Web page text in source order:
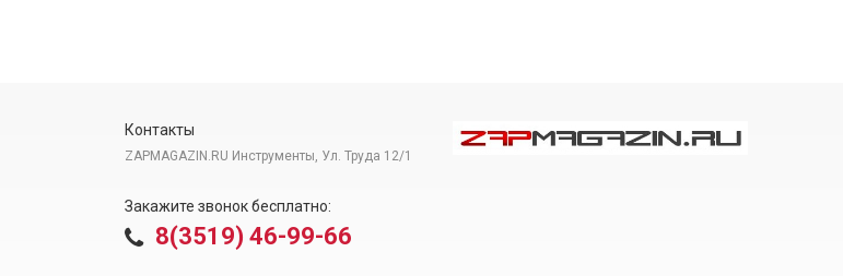
Контакты
ZAPMAGAZIN.RU Инструменты, Ул. Труда 12/1
Закажите звонок бесплатно:
8(3519) 46-99-66